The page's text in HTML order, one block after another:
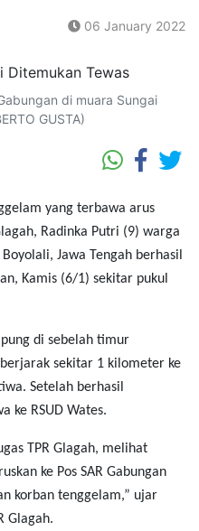
06 January 2022
di muara Sungai
GUSTA)
yang terbawa arus
Radinka Putri (9) warga
Jawa Tengah berhasil
Kamis (6/1) sekitar pukul
di sebelah timur
sekitar 1 kilometer ke
Setelah berhasil
ke RSUD Wates.
TPR Glagah, melihat
ke Pos SAR Gabungan
korban tenggelam,” ujar
Glagah.